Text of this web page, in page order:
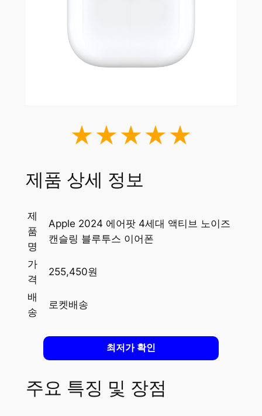
★★★★★
제품 상세 정보
제
품
명
Apple 2024 에어팟 4세대 액티브 노이즈
캔슬링 블루투스 이어폰
가
격
255,450원
배
송
로켓배송
최저가 확인
주요 특징 및 장점